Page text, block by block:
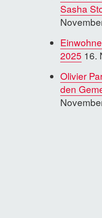
Sasha
2025 16.
Olivier
den